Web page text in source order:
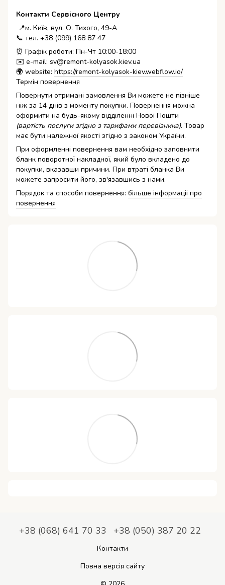
Контакти Сервісного Центру
📍м. Київ, вул. О. Тихого, 49-А
📞 тел. +38 (099) 168 87 47
⏰ Графік роботи: Пн-Чт 10:00-18:00
✉️ e-mail: sv@remont-kolyasok.kiev.ua
🌍 website: https://remont-kolyasok-kiev.webflow.io/
Термін повернення
Повернути отримані замовлення Ви можете не пізніше
ніж за 14 днів з моменту покупки. Повернення можна
оформити на будь-якому відділенні Нової Пошти
(вартість послуги згідно з тарифами перевізника). Товар
має бути належної якості згідно з законом України.
При оформленні повернення вам необхідно заповнити
бланк поворотної накладної, який було вкладено до
покупки, вказавши причини. При втраті бланка Ви
можете запросити його, зв'язавшись з нами.
Порядок та способи повернення: більше інформаціі про
повернення
+38 (068) 641 70 33 +38 (050) 387 20 22
Контакти
Повна версія сайту